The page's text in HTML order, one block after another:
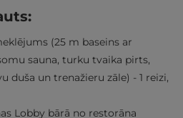
(25 m baseins ar
sauna, turku tvaika pirts,
duša un trenažieru zāle) - 1 reizi,
Lobby bārā no restorāna